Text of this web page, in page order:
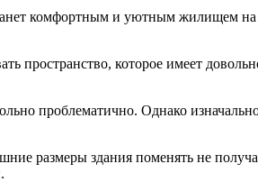
комфортным и уютным жилищем
пространство, которое имеет
проблематично. Однако
размеры здания поменять не